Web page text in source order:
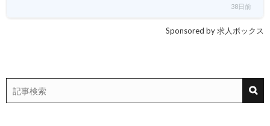
38日前
Sponsored by 求人ボックス